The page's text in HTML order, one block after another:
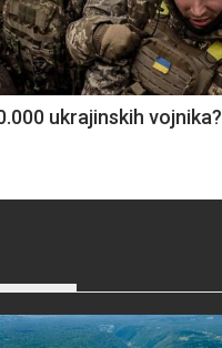
ukrajinskih vojnika?